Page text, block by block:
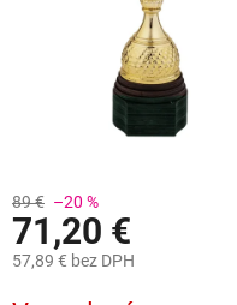
89 € –20 %
71,20 €
57,89 € bez DPH